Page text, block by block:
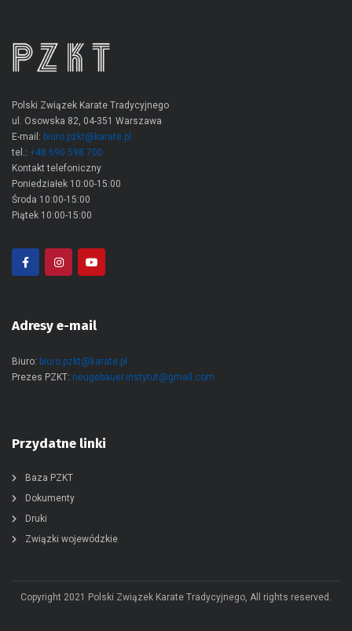
Polski Związek Karate Tradycyjnego
ul. Osowska 82, 04-351 Warszawa
E-mail: biuro.pzkt@karate.pl
tel.: +48 690 598 700
Kontakt telefoniczny
Poniedziałek 10:00-15:00
Środa 10:00-15:00
Piątek 10:00-15:00
Adresy e-mail
Biuro: biuro.pzkt@karate.pl
Prezes PZKT: neugebauer.instytut@gmail.com
Przydatne linki
Baza PZKT
Dokumenty
Druki
Związki wojewódzkie
Copyright 2021 Polski Związek Karate Tradycyjnego, All rights reserved.